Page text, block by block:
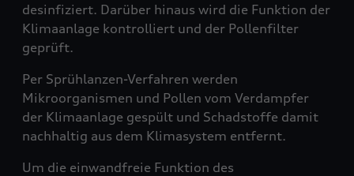
desinfiziert. Darüber hinaus wird die Funktion der
Klimaanlage kontrolliert und der Pollenfilter
geprüft.
Per Sprühlanzen-Verfahren werden
Mikroorganismen und Pollen vom Verdampfer
der Klimaanlage gespült und Schadstoffe damit
nachhaltig aus dem Klimasystem entfernt.
Um die einwandfreie Funktion des